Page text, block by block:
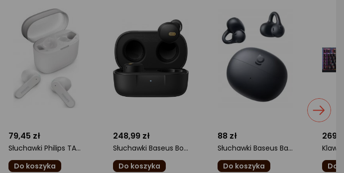
79,45 zł
Słuchawki Philips TAT2139WT/00
Do koszyka
248,99 zł
Słuchawki Baseus Bowie E18 czarne
Do koszyka
88 zł
Słuchawki Baseus Bass BC1 czarne
Do koszyka
269
Do